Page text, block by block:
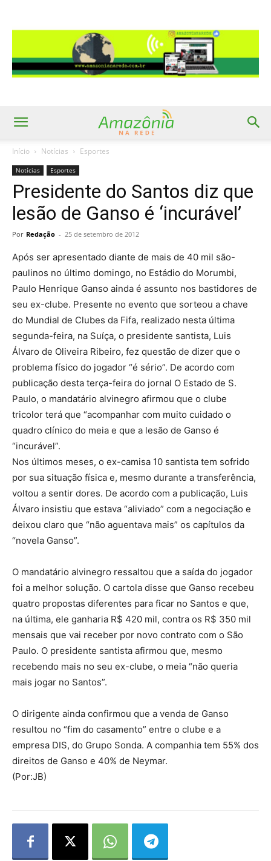
Início Notícias Esportes
Notícias Esportes
Presidente do Santos diz que
lesão de Ganso é ‘incurável’
Por Redação - 25 de setembro de 2012
Após ser apresentado diante de mais de 40 mil são-
paulinos no último domingo, no Estádio do Morumbi,
Paulo Henrique Ganso ainda é assunto nos bastidores de
seu ex-clube. Presente no evento que sorteou a chave
do Mundial de Clubes da Fifa, realizado nesta última
segunda-feira, na Suíça, o presidente santista, Luis
Álvaro de Oliveira Ribeiro, fez questão de dizer que o
problema físico do jogador “é sério”. De acordo com
publicação desta terça-feira do jornal O Estado de S.
Paulo, o mandatário alvinegro afirmou que o clube
tricolor terá que “acompanhar com muito cuidado o
quadro clínico do meia e que a lesão de Ganso é
“incurável”.
Nos últimos meses, o ex-camisa 10 santista tem sofrido
por sua situação física e, mesmo durante a transferência,
voltou a sentir dores. De acordo com a publicação, Luis
Álvaro insistiu que estava “aliviado” com a negociação e
deixou claro que “não aguentava mais” os capítulos da
“novela Ganso”.
O mandatário alvinegro ressaltou que a saída do jogador
foi a melhor solução. O cartola disse que Ganso recebeu
quatro propostas diferentes para ficar no Santos e que,
na última, ele ganharia R$ 420 mil, contra os R$ 350 mil
mensais que vai receber por novo contrato com o São
Paulo. O presidente santista afirmou que, mesmo
recebendo mais no seu ex-clube, o meia “não queria
mais jogar no Santos”.
O dirigente ainda confirmou que a venda de Ganso
resultou no “fim do casamento” entre o clube e a
empresa DIS, do Grupo Sonda. A companhia tem 55% dos
direitos de Ganso e 40% de Neymar.
(Por:JB)